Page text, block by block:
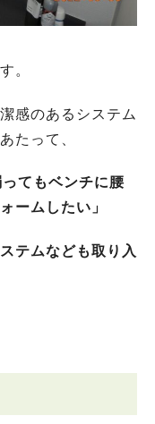
。
感のあるシステム
たって、
てもベンチに腰
ームしたい」
テムなども取り入